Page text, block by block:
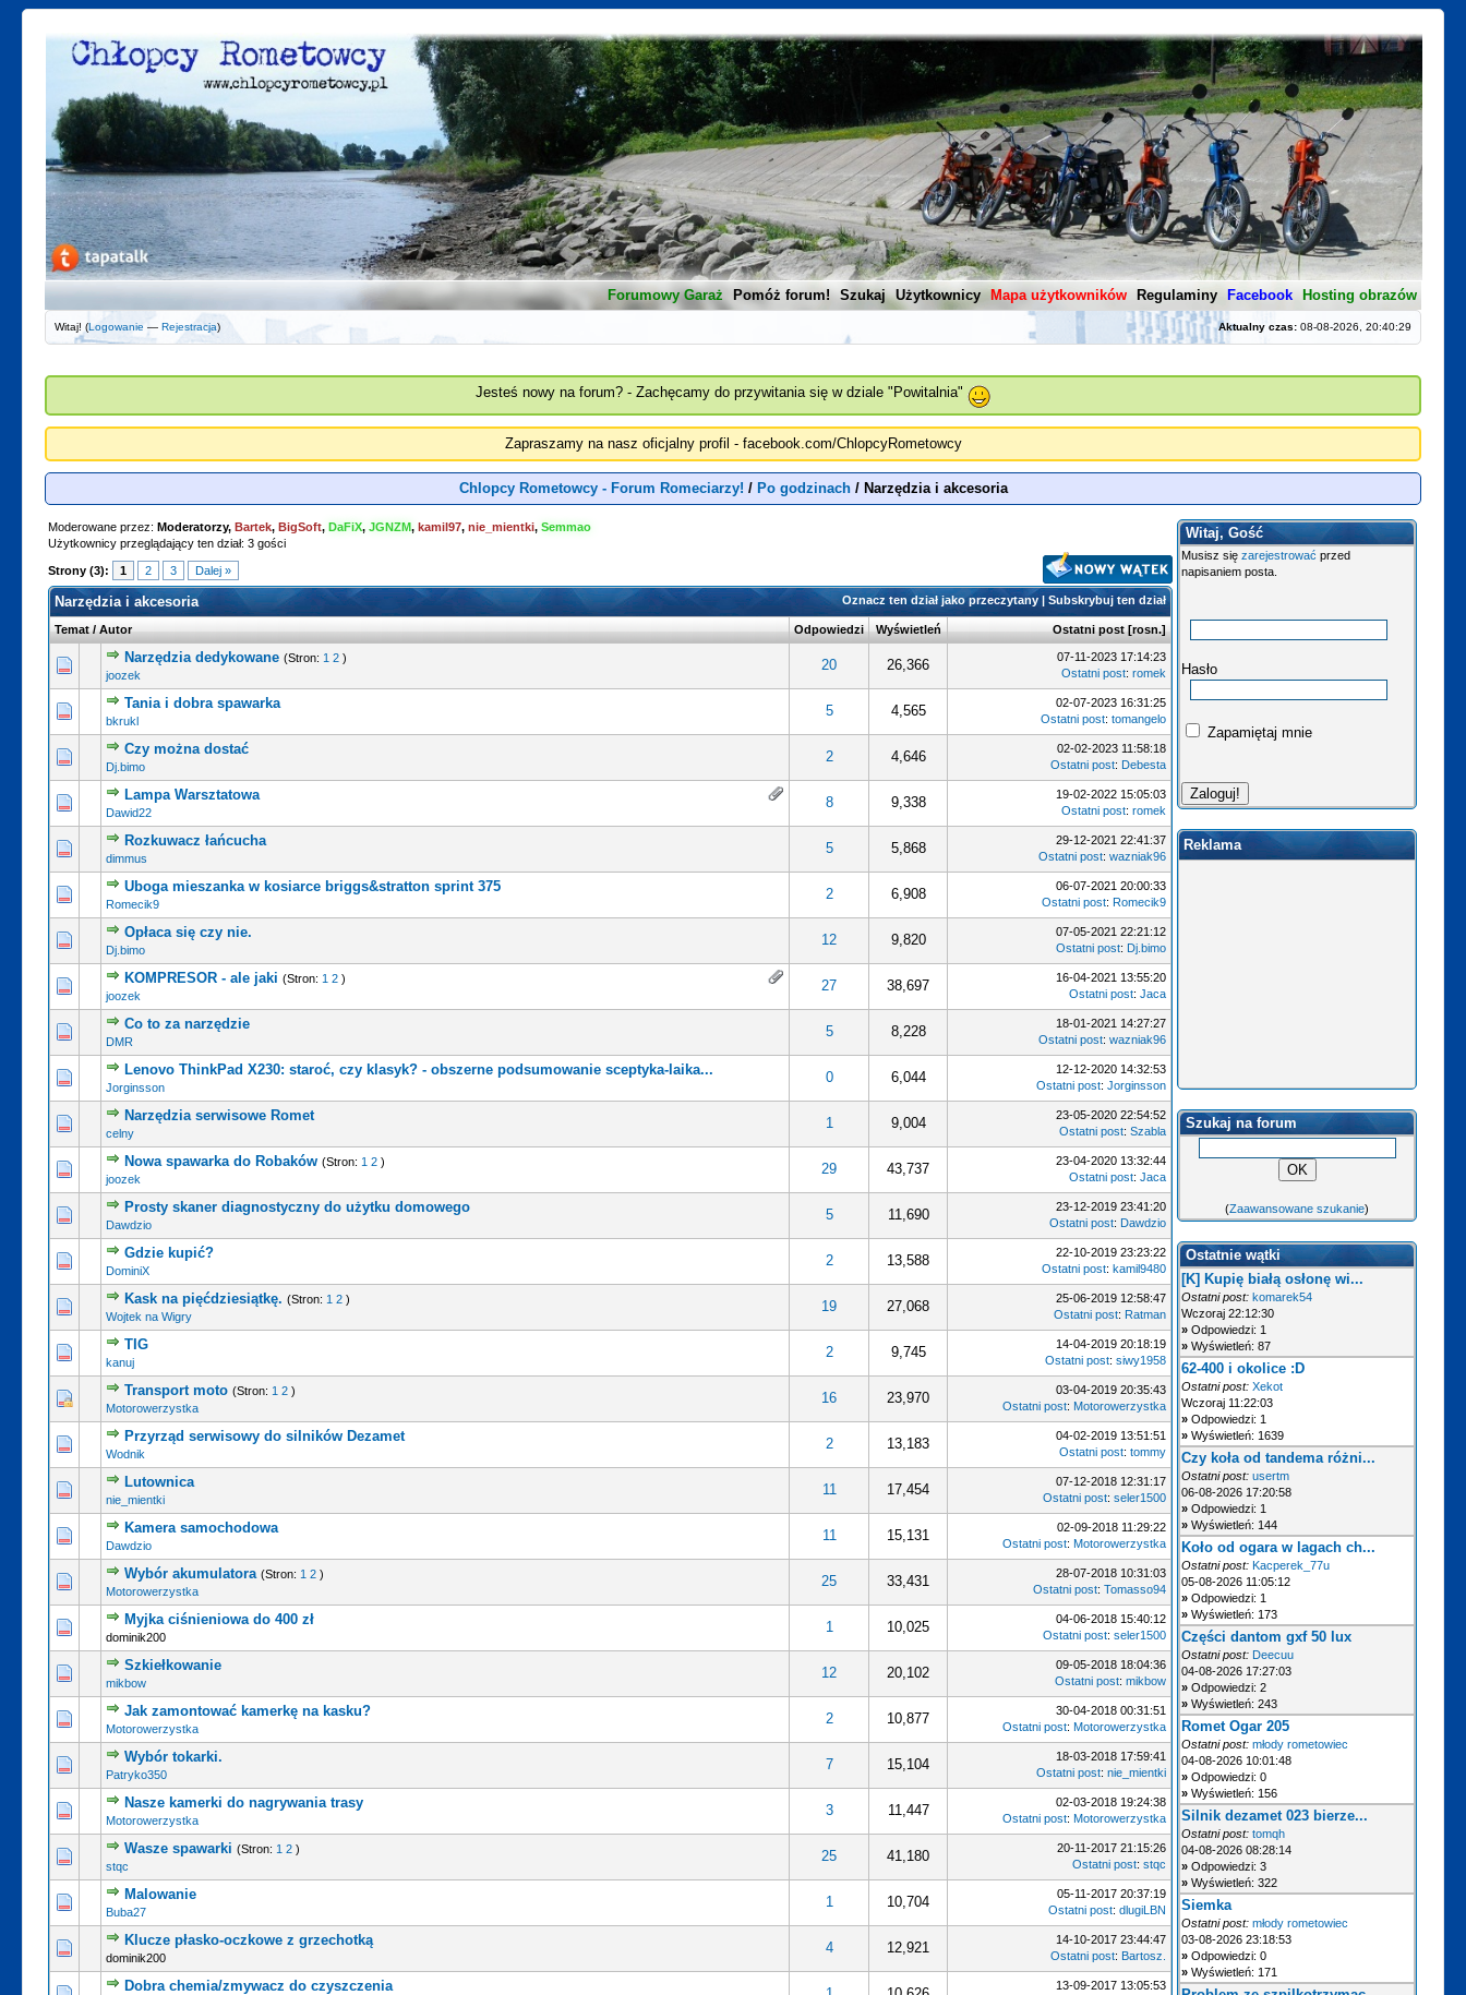
Forumowy Garaż Pomóż forum! Szukaj Użytkownicy Mapa użytkowników Regulaminy Facebook Hosting obrazów
Aktualny czas:08-08-2026, 20:40:29
Witaj! (Logowanie —Rejestracja)
Jesteś nowy na forum? - Zachęcamy do przywitania się w dziale "Powitalnia"
Zapraszamy na nasz oficjalny profil - facebook.com/ChlopcyRometowcy
Chlopcy Rometowcy - Forum Romeciarzy! / Po godzinach / Narzędzia i akcesoria
Moderowane przez: Moderatorzy, Bartek, BigSoft, DaFiX,JGNZM, kamil97,nie_mientki,Semmao
Użytkownicy przeglądający ten dział: 3 gości
Strony (3): 1 2 3 Dalej »
Oznacz ten dział jako przeczytany|Subskrybuj ten dział
Narzędzia i akcesoria
Temat/Autor Odpowiedzi Wyświetleń Ostatni post [rosn.]
Narzędzia dedykowane (Stron:1 2 )
joozek
20 26,366
07-11-2023 17:14:23
Ostatni post:romek
Tania i dobra spawarka
bkrukl
5 4,565
02-07-2023 16:31:25
Ostatni post:tomangelo
Czy można dostać
Dj.bimo
2 4,646
02-02-2023 11:58:18
Ostatni post: Debesta
Lampa Warsztatowa
Dawid22
8 9,338
19-02-2022 15:05:03
Ostatni post:romek
Rozkuwacz łańcucha
dimmus
5 5,868
29-12-2021 22:41:37
Ostatni post:wazniak96
Uboga mieszanka w kosiarce briggs&stratton sprint 375
Romecik9
2 6,908
06-07-2021 20:00:33
Ostatni post: Romecik9
Opłaca się czy nie.
Dj.bimo
12 9,820
07-05-2021 22:21:12
Ostatni post: Dj.bimo
KOMPRESOR - ale jaki (Stron:1 2 )
joozek
27 38,697
16-04-2021 13:55:20
Ostatni post:Jaca
Co to za narzędzie
DMR
5 8,228
18-01-2021 14:27:27
Ostatni post:wazniak96
Lenovo ThinkPad X230: staroć, czy klasyk? - obszerne podsumowanie sceptyka-laika...
Jorginsson
0 6,044
12-12-2020 14:32:53
Ostatni post:Jorginsson
Narzędzia serwisowe Romet
celny
1 9,004
23-05-2020 22:54:52
Ostatni post:Szabla
Nowa spawarka do Robaków (Stron:1 2 )
joozek
29 43,737
23-04-2020 13:32:44
Ostatni post:Jaca
Prosty skaner diagnostyczny do użytku domowego
Dawdzio
5 11,690
23-12-2019 23:41:20
Ostatni post: Dawdzio
Gdzie kupić?
DominiX
2 13,588
22-10-2019 23:23:22
Ostatni post: kamil9480
Kask na pięćdziesiątkę. (Stron:1 2 )
Wojtek na Wigry
19 27,068
25-06-2019 12:58:47
Ostatni post: Ratman
TIG
kanuj
2 9,745
14-04-2019 20:18:19
Ostatni post:siwy1958
Transport moto (Stron:1 2 )
Motorowerzystka
16 23,970
03-04-2019 20:35:43
Ostatni post: Motorowerzystka
Przyrząd serwisowy do silników Dezamet
Wodnik
2 13,183
04-02-2019 13:51:51
Ostatni post:tommy
Lutownica
nie_mientki
11 17,454
07-12-2018 12:31:17
Ostatni post:seler1500
Kamera samochodowa
Dawdzio
11 15,131
02-09-2018 11:29:22
Ostatni post: Motorowerzystka
Wybór akumulatora (Stron:1 2 )
Motorowerzystka
25 33,431
28-07-2018 10:31:03
Ostatni post:Tomasso94
Myjka ciśnieniowa do 400 zł
dominik200
1 10,025
04-06-2018 15:40:12
Ostatni post:seler1500
Szkiełkowanie
mikbow
12 20,102
09-05-2018 18:04:36
Ostatni post:mikbow
Jak zamontować kamerkę na kasku?
Motorowerzystka
2 10,877
30-04-2018 00:31:51
Ostatni post: Motorowerzystka
Wybór tokarki.
Patryko350
7 15,104
18-03-2018 17:59:41
Ostatni post:nie_mientki
Nasze kamerki do nagrywania trasy
Motorowerzystka
3 11,447
02-03-2018 19:24:38
Ostatni post: Motorowerzystka
Wasze spawarki (Stron:1 2 )
stqc
25 41,180
20-11-2017 21:15:26
Ostatni post:stqc
Malowanie
Buba27
1 10,704
05-11-2017 20:37:19
Ostatni post:dlugiLBN
Klucze płasko-oczkowe z grzechotką
dominik200
4 12,921
14-10-2017 23:44:47
Ostatni post: Bartosz.
Dobra chemia/zmywacz do czyszczenia
13-09-2017 13:05:53
Witaj, Gość
Musisz sięzarejestrować przed
napisaniem posta.
Hasło
Zapamiętaj mnie
Reklama
Szukaj na forum
(Zaawansowane szukanie)
Ostatnie wątki
[K] Kupię białą osłonę wi...
Ostatni post: komarek54
Wczoraj 22:12:30
»Odpowiedzi: 1
»Wyświetleń: 87
62-400 i okolice :D
Ostatni post: Xekot
Wczoraj 11:22:03
»Odpowiedzi: 1
»Wyświetleń: 1639
Czy koła od tandema różni...
Ostatni post: usertm
06-08-2026 17:20:58
»Odpowiedzi: 1
»Wyświetleń: 144
Koło od ogara w lagach ch...
Ostatni post: Kacperek_77u
05-08-2026 11:05:12
»Odpowiedzi: 1
»Wyświetleń: 173
Części dantom gxf 50 lux
Ostatni post: Deecuu
04-08-2026 17:27:03
»Odpowiedzi: 2
»Wyświetleń: 243
Romet Ogar 205
Ostatni post: młody rometowiec
04-08-2026 10:01:48
»Odpowiedzi: 0
»Wyświetleń: 156
Silnik dezamet 023 bierze...
Ostatni post: tomqh
04-08-2026 08:28:14
»Odpowiedzi: 3
»Wyświetleń: 322
Siemka
Ostatni post: młody rometowiec
03-08-2026 23:18:53
»Odpowiedzi: 0
»Wyświetleń: 171